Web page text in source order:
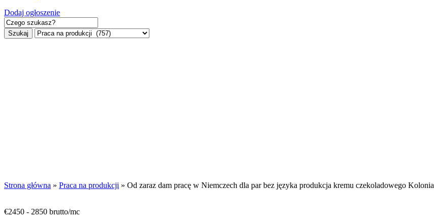
Dodaj ogłoszenie
Szukaj
Strona główna » Praca na produkcji » Od zaraz dam pracę w Niemczech dla par bez języka produkcja kremu czekoladowego Kolonia
€2450 - 2850 brutto/mc